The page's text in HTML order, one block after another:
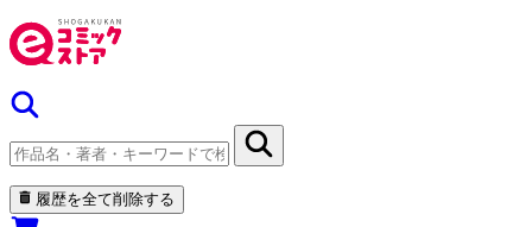
履歴を全て削除する